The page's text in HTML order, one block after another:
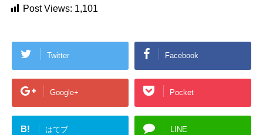
Post Views: 1,101
Twitter Facebook
Google+ Pocket
B! はてブ LINE